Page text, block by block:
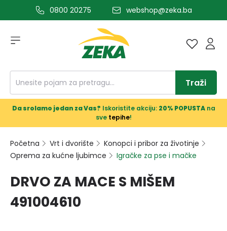
glavni sadržaj0800 20275 webshop@zeka.ba
Traži
Da srolamo jedan za Vas? Iskoristite akciju: 20% POPUSTAna
sve tepihe!
Početna Vrt i dvorište
Konopci i pribor za životinje
Oprema za kućne ljubimce
Igračke za pse i mačke
DRVO ZA MACE S MIŠEM
491004610